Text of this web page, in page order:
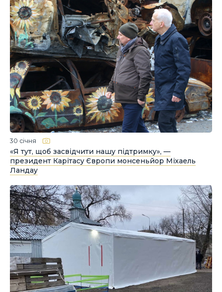
30 січня
«Я тут, щоб засвідчити нашу підтримку», —
президент Карітасу Європи монсеньйор Міхаель
Ландау